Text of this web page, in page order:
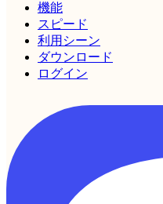
機能
スピード
利用シーン
ダウンロード
ログイン